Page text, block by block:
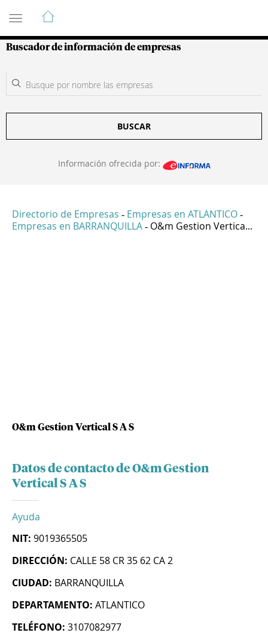
Guía de Empresas Colombianas
Buscador de información de empresas
BUSCAR
Información ofrecida por:
Directorio de Empresas - Empresas en ATLANTICO -
Empresas en BARRANQUILLA - O&m Gestion Vertica...
O&m Gestion Vertical S A S
Datos de contacto de O&m Gestion
Vertical S A S
Ayuda
NIT: 9019365505
DIRECCIÓN: CALLE 58 CR 35 62 CA 2
CIUDAD: BARRANQUILLA
DEPARTAMENTO: ATLANTICO
TELÉFONO: 3107082977